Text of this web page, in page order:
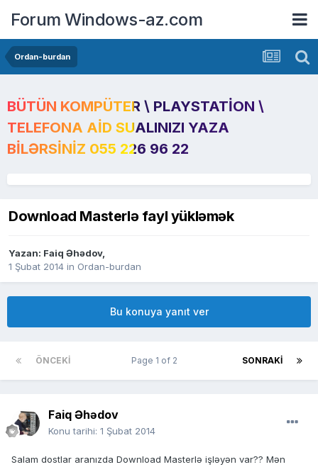
Forum Windows-az.com
Ordan-burdan
BÜTÜN KOMPÜTER \ PLAYSTATION \
TELEFONA AID SUALINIZI YAZA
BILƏRSINIZ 055 226 96 22
Download Masterlə fayl yükləmək
Yazan: Faiq Əhədov,
1 Şubat 2014 in Ordan-burdan
Bu konuya yanıt ver
ÖNCEKI SONRAKI
Page 1 of 2
Faiq Əhədov
Konu tarihi: 1 Şubat 2014
Salam dostlar aranızda Download Masterlə işləyən var?? Mən